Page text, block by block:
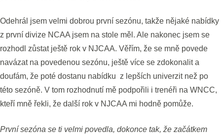
Odehrál jsem velmi dobrou první sezónu, takže nějaké nabídky
z první divize NCAA jsem na stole měl. Ale nakonec jsem se
rozhodl zůstat ještě rok v NJCAA. Věřím, že se mně povede
navázat na povedenou sezónu, ještě více se zdokonalit a
doufám, že poté dostanu nabídku z lepších univerzit než po
této sezóně. V tom rozhodnutí mě podpořili i trenéři na WNCC,
kteří mně řekli, že další rok v NJCAA mi hodně pomůže.
První sezóna se ti velmi povedla, dokonce tak, že začátkem